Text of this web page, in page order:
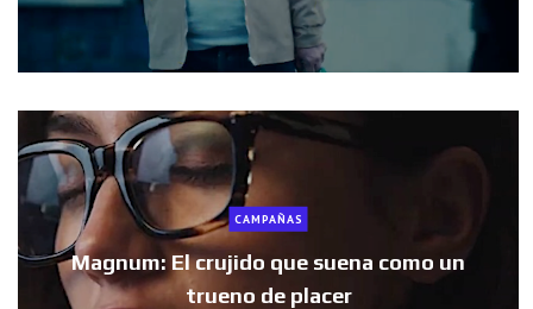
CAMPAÑAS
Magnum: El crujido que suena como un
trueno de placer